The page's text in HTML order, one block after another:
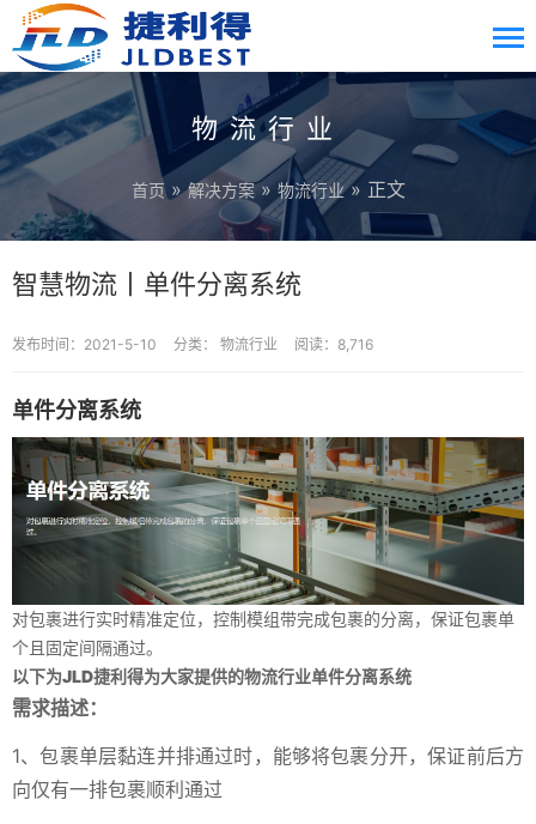
物流行业
首页 »解决方案» 物流行业» 正文
智慧物流丨单件分离系统
发布时间：2021-5-10 分类： 物流行业 阅读：8,716
单件分离系统
对包裹进行实时精准定位，控制模组带完成包裹的分离，保证包裹单
个且固定间隔通过。
以下为JLD捷利得为大家提供的物流行业单件分离系统
需求描述：
1、包裹单层黏连并排通过时，能够将包裹分开，保证前后方
向仅有一排包裹顺利通过